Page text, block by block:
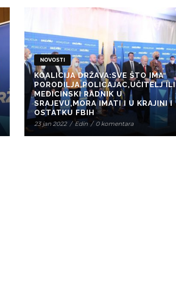
NOVOSTI
KOALICIJA DRŽAVA:SVE ŠTO IMA
PORODILJA,POLICAJAC,UČITELJ ILI
MEDICINSKI RADNIK U
SRAJEVU,MORA IMATI I U KRAJINI I
OSTATKU FBIH
23 jan 2022 / Edin / 0 komentara